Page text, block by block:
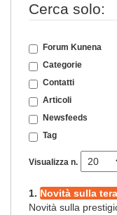
Cerca solo:
Forum Kunena
Categorie
Contatti
Articoli
Newsfeeds
Tag
Visualizza n.
1. Novità sulla
Novità sulla